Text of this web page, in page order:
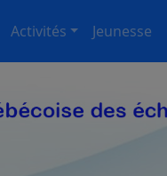
Activités Jeunesse